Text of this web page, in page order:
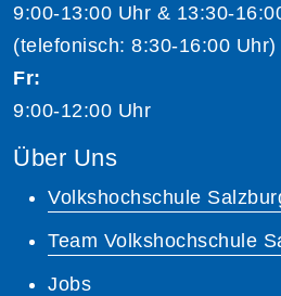
9:00-13:00 Uhr & 13:30-
(telefonisch: 8:30-16:00 Uhr)
Fr:
9:00-12:00 Uhr
Über Uns
Volkshochschule
Team Volkshochschule
Jobs